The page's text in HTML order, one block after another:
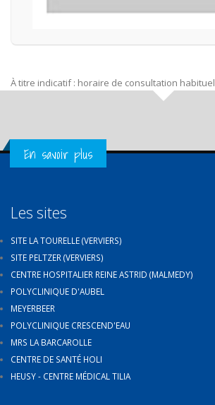
À titre indicatif : horaire de consultation habituel
Get in Touch
En savoir plus
Les sites
SITE LA TOURELLE (VERVIERS)
SITE PELTZER (VERVIERS)
CENTRE HOSPITALIER REINE ASTRID (MALMEDY)
POLYCLINIQUE D'AUBEL
MEYERBEER
POLYCLINIQUE CRESCEND'EAU
MRS LA BARCAROLLE
CENTRE DE SANTÉ HOLI
HEUSY - CENTRE MÉDICAL TILIA